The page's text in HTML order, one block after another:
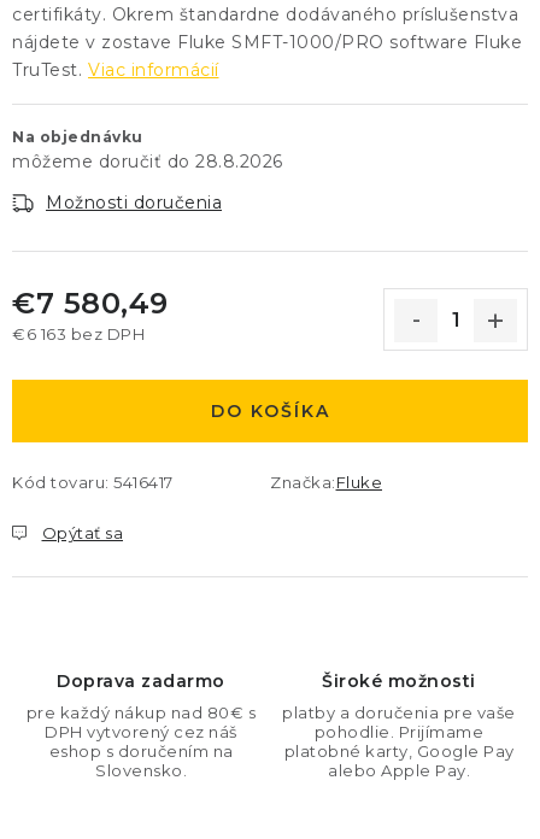
certifikáty. Okrem štandardne dodávaného príslušenstva
nájdete v zostave Fluke SMFT-1000/PRO software Fluke
TruTest. Viac informácií
Na objednávku
28.8.2026
Možnosti doručenia
€7 580,49
€6 163 bez DPH
DO KOŠÍKA
Kód tovaru: 5416417 Značka:Fluke
Opýtať sa
Doprava zadarmo
pre každý nákup nad 80€ s
DPH vytvorený cez náš
eshop s doručením na
Slovensko.
Široké možnosti
platby a doručenia pre vaše
pohodlie. Prijímame
platobné karty, Google Pay
alebo Apple Pay.